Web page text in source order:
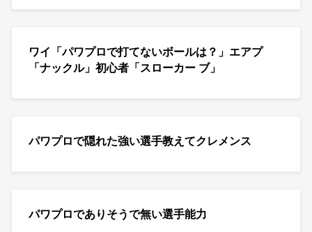
ワイ「パワプロで打てないボールは？」エアプ
「ナックル」初心者「スローカー ブ」
パワプロで隠れた強い選手教えてクレメンス
パワプロでありそうで無い選手能力